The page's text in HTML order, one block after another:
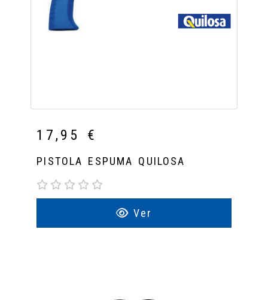
17,95 €
PISTOLA ESPUMA QUILOSA
Ver